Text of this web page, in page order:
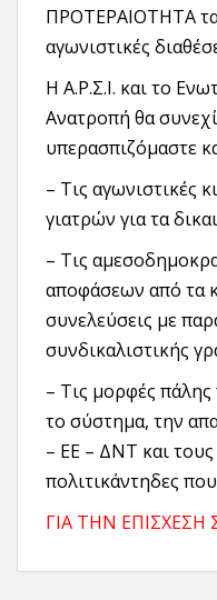
ΠΡΟΤΕΡΑΙΟΤΗΤΑ τα
αγωνιστικές
Η Α.Ρ.Σ.Ι. και το
Ανατροπή θα
υπερασπιζόμαστε
– Τις αγωνιστικές
γιατρών για τα
– Τις
αποφάσεων από τα
συνελεύσεις με
συνδικαλιστικής
– Τις μορφές
το σύστημα, την
– ΕΕ – ΔΝΤ και
πολιτικάντηδες
ΓΙΑ ΤΗΝ